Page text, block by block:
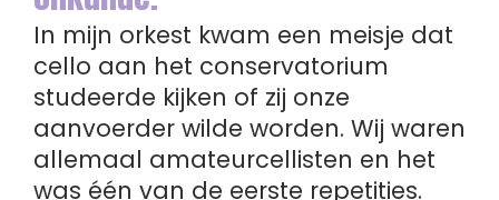
In mijn orkest kwam een meisje dat
cello aan het conservatorium
studeerde kijken of zij onze
aanvoerder wilde worden. Wij waren
allemaal amateurcellisten en het
was één van de eerste repetities.